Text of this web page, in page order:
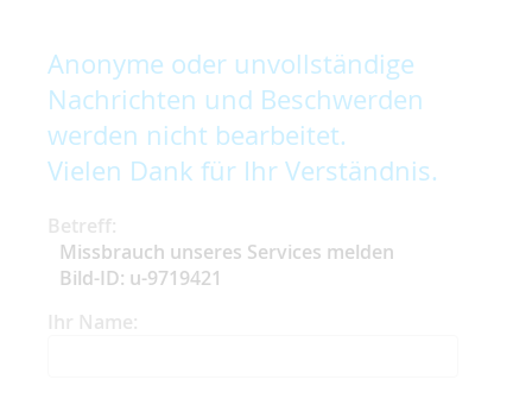
Anonyme oder unvollständige
Nachrichten und Beschwerden
werden nicht bearbeitet.
Vielen Dank für Ihr Verständnis.
Betreff:
Missbrauch unseres Services melden
Bild-ID: u-9719421
Ihr Name: